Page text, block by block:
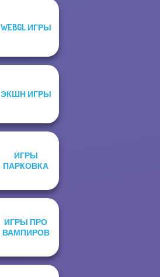
WEBGL ИГРЫ
ЭКШН ИГРЫ
ИГРЫ
ПАРКОВКА
ИГРЫ ПРО
ВАМПИРОВ